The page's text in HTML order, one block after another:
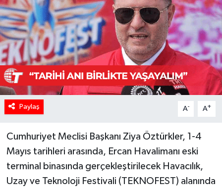
Paylaş A- A+
Cumhuriyet Meclisi Başkanı Ziya Öztürkler, 1-4
Mayıs tarihleri arasında, Ercan Havalimanı eski
terminal binasında gerçekleştirilecek Havacılık,
Uzay ve Teknoloji Festivali (TEKNOFEST) alanında